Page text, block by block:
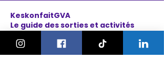
KeskonfaitGVA
Le guide des sorties et activités
On bouge les familles ou bien ?!